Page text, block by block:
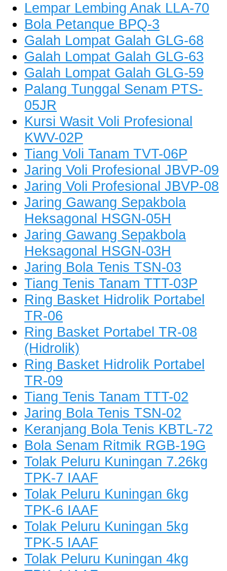
Lempar Lembing Anak LLA-70
Bola Petanque BPQ-3
Galah Lompat Galah GLG-68
Galah Lompat Galah GLG-63
Galah Lompat Galah GLG-59
Palang Tunggal Senam PTS-
05JR
Kursi Wasit Voli Profesional
KWV-02P
Tiang Voli Tanam TVT-06P
Jaring Voli Profesional JBVP-09
Jaring Voli Profesional JBVP-08
Jaring Gawang Sepakbola
Heksagonal HSGN-05H
Jaring Gawang Sepakbola
Heksagonal HSGN-03H
Jaring Bola Tenis TSN-03
Tiang Tenis Tanam TTT-03P
Ring Basket Hidrolik Portabel
TR-06
Ring Basket Portabel TR-08
(Hidrolik)
Ring Basket Hidrolik Portabel
TR-09
Tiang Tenis Tanam TTT-02
Jaring Bola Tenis TSN-02
Keranjang Bola Tenis KBTL-72
Bola Senam Ritmik RGB-19G
Tolak Peluru Kuningan 7.26kg
TPK-7 IAAF
Tolak Peluru Kuningan 6kg
TPK-6 IAAF
Tolak Peluru Kuningan 5kg
TPK-5 IAAF
Tolak Peluru Kuningan 4kg